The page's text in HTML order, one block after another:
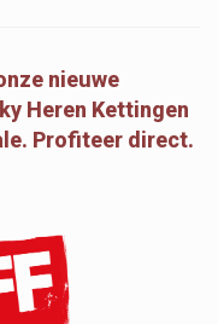
nieuwe
Heren Kettingen
Profiteer direct.